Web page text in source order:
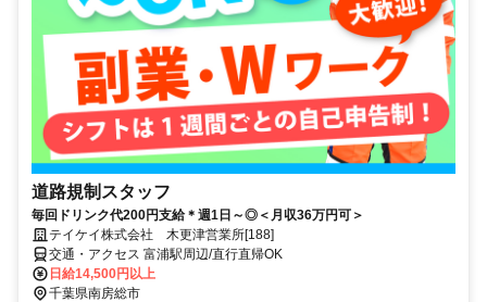
道路規制スタッフ
毎回ドリンク代200円支給＊週1日～◎＜月収36万円可＞
テイケイ株式会社 木更津営業所[188]
交通・アクセス 富浦駅周辺/直行直帰OK
日給14,500円以上
千葉県南房総市